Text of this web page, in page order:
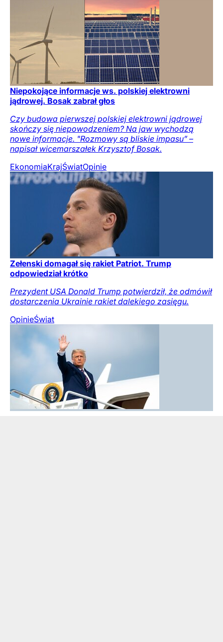
Niepokojące informacje ws. polskiej elektrowni
jądrowej. Bosak zabrał głos
Czy budowa pierwszej polskiej elektrowni jądrowej
skończy się niepowodzeniem? Na jaw wychodzą
nowe informacje. "Rozmowy są bliskie impasu” –
napisał wicemarszałek Krzysztof Bosak.
EkonomiaKrajŚwiatOpinie
Zełenski domagał się rakiet Patriot. Trump
odpowiedział krótko
Prezydent USA Donald Trump potwierdził, że odmówił
dostarczenia Ukrainie rakiet dalekiego zasięgu.
OpinieŚwiat